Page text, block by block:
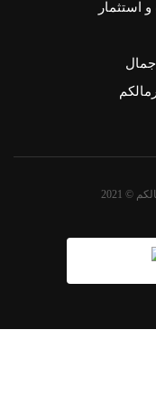
استثمار
© 2021